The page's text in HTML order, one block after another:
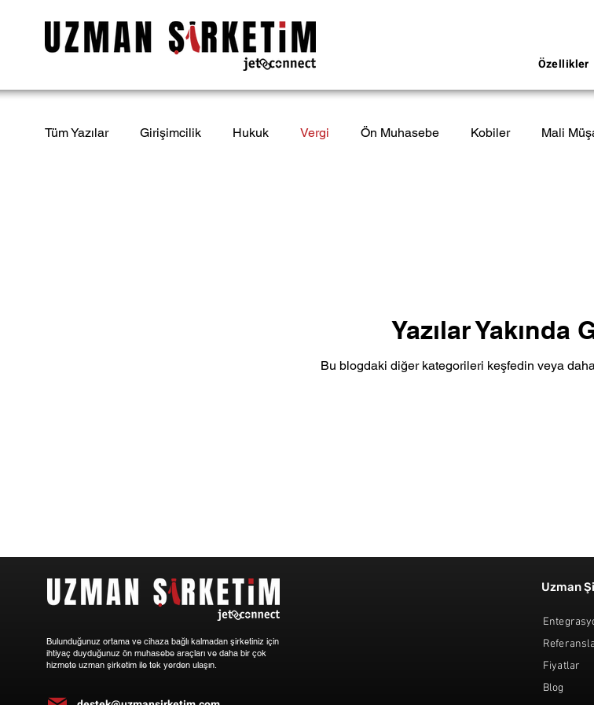
Özellikler
Tüm Yazılar Girişimcilik Hukuk Vergi Ön Muhasebe Kobiler Mali
Yazılar Yakında
Bu blogdaki diğer kategorileri keşfedin veya
Bulunduğunuz ortama ve cihaza bağlı kalmadan şirketiniz için
ihtiyaç duyduğunuz ön muhasebe araçları ve daha bir çok
hizmete uzman şirketim ile tek yerden ulaşın.
Uzman
Fiyatlar
Blog